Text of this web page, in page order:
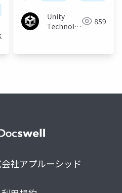
ンブル
Unity
Technologies 859
社アプルーシッド